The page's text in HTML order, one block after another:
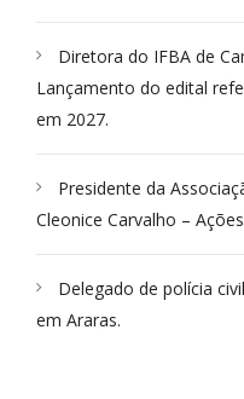
Diretora do IFBA de
Lançamento do edital
em 2027.
Presidente da
Cleonice Carvalho –
Delegado de polícia
em Araras.